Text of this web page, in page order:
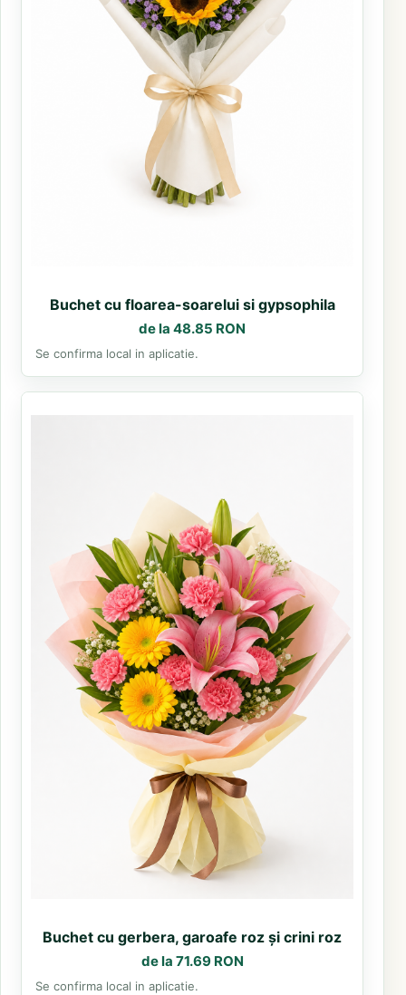
Buchet cu floarea-soarelui si gypsophila
de la 48.85 RON
Se confirma local in aplicatie.
Buchet cu gerbera, garoafe roz și crini roz
de la 71.69 RON
Se confirma local in aplicatie.